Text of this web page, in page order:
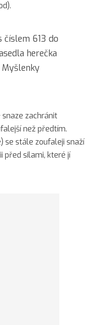
číslem 613 do
herečka
snaze zachránit
než předtím.
se stále zoufaleji snaží
před silami, které jí